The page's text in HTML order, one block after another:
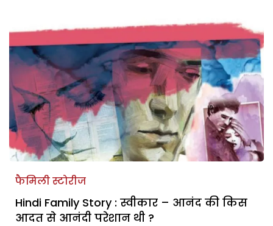
फैमिली स्टोरीज
Hindi Family Story : स्वीकार – आनंद की किस
आदत से आनंदी परेशान थी ?